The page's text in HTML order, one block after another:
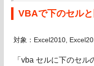
VBAで下のセル
対象：Excel2010,
「vba セルに下のセル